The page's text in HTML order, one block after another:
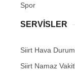
Spor
SERVİSLER
Siirt Hava
Siirt Namaz